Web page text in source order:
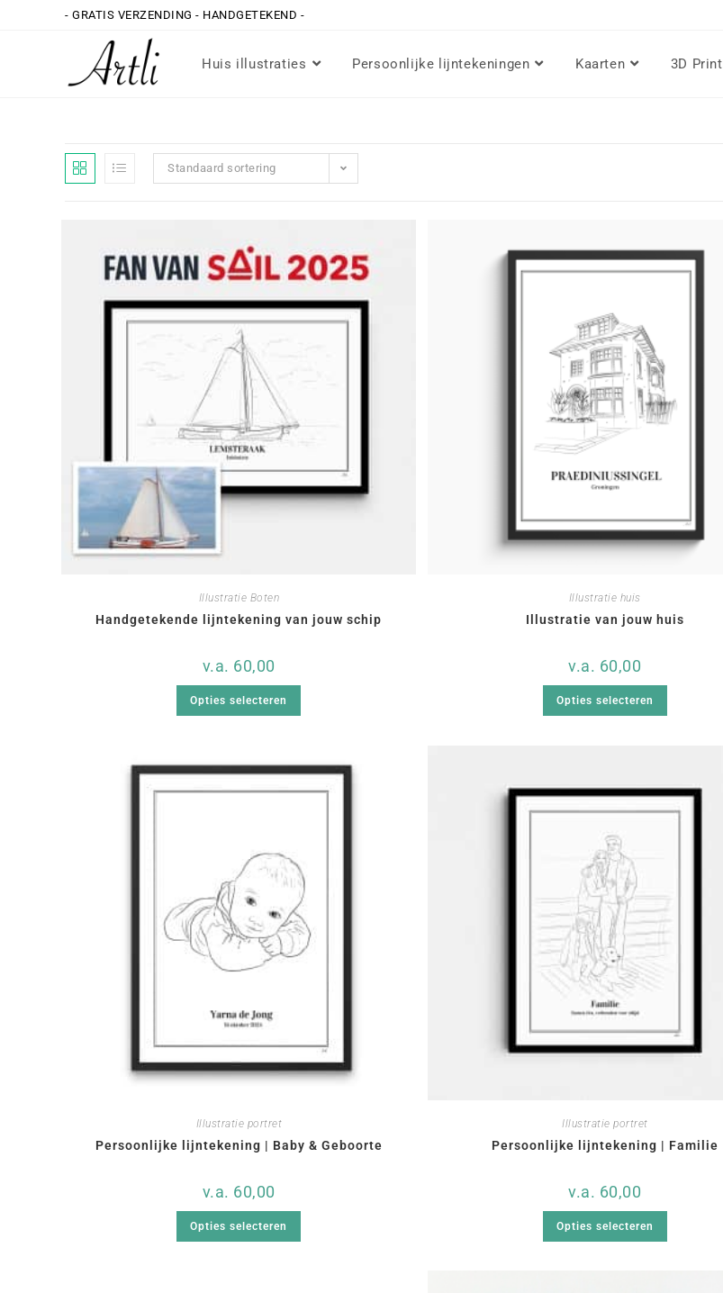
- GRATIS VERZENDING - HANDGETEKEND -
Huis illustraties Persoonlijke lijntekeningen Kaarten 3D Print
Standaard sortering
Illustratie Boten
Handgetekende lijntekening van jouw schip
v.a. 60,00
Opties selecteren
Illustratie huis
Illustratie van jouw huis
v.a. 60,00
Opties selecteren
Illustratie portret
Persoonlijke lijntekening | Baby & Geboorte
v.a. 60,00
Opties selecteren
Illustratie portret
Persoonlijke lijntekening | Familie
v.a. 60,00
Opties selecteren